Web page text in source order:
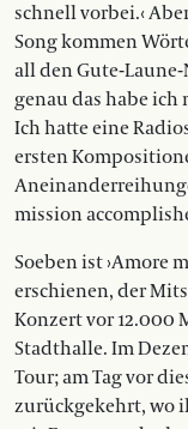
schnell vorbei.‹
Song kommen
all den Gute-
genau das habe ich
Ich hatte eine
ersten
mission
Soeben ist ›Amore
erschienen, der
Konzert vor 12.000
Stadthalle. Im
Tour; am Tag vor
zurückgekehrt, wo